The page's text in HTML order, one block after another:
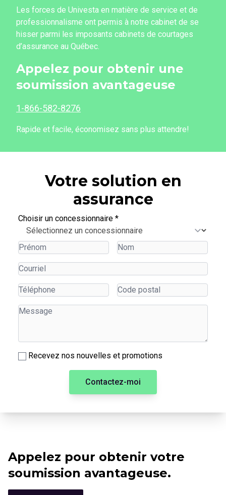
Les forces de Univesta en matière de service et de
professionnalisme ont permis à notre cabinet de se
hisser parmi les imposants cabinets de courtages
d’assurance au Québec.
Appelez pour obtenir une
soumission avantageuse
1-866-582-8276
Rapide et facile, économisez sans plus attendre!
Votre solution en
assurance
Choisir un concessionnaire *
Recevez nos nouvelles et promotions
Contactez-moi
Appelez pour obtenir votre
soumission avantageuse.